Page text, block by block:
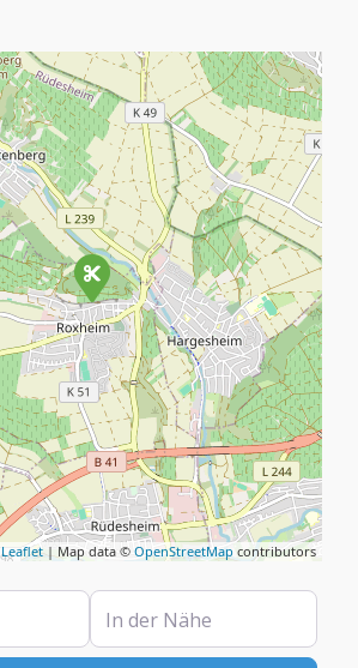
Leaflet| Map data © OpenStreetMap contributors
In der Nähe